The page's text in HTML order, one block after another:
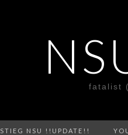
fatalist
NSU !!UPDATE!!